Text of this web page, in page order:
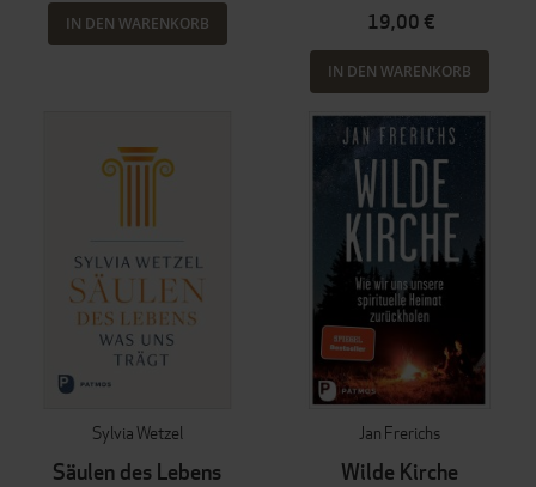
IN DEN WARENKORB 19,00 €
IN DEN WARENKORB
Sylvia Wetzel
Säulen des Lebens
Jan Frerichs
Wilde Kirche